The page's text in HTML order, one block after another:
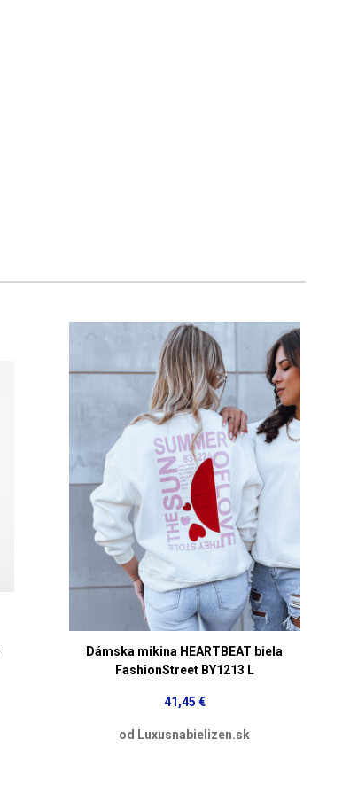
Dámska mikina HEARTBEAT biela
FashionStreet BY1213 L
41,45 €
od Luxusnabielizen.sk